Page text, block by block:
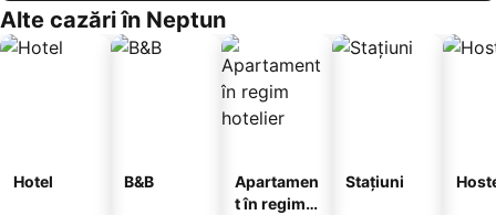
Alte cazări în Neptun
Hotel B&B
Apartamen
t în regim
Stațiuni